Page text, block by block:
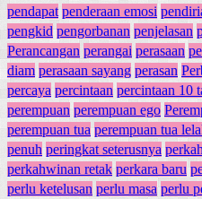
pendapat penderaan emosi
pengkid pengorbanan penjelasan
Perancangan perangai perasaan
diam perasaan sayang perasan
percaya percintaan percintaan 10
perempuan perempuan ego
perempuan tua perempuan tua
penuh peringkat seterusnya
perkahwinan retak perkara baru
perlu ketelusan perlu masa perlu